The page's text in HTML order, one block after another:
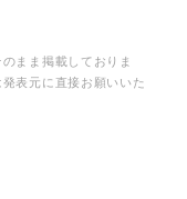
まま掲載しておりま
表元に直接お願いいた